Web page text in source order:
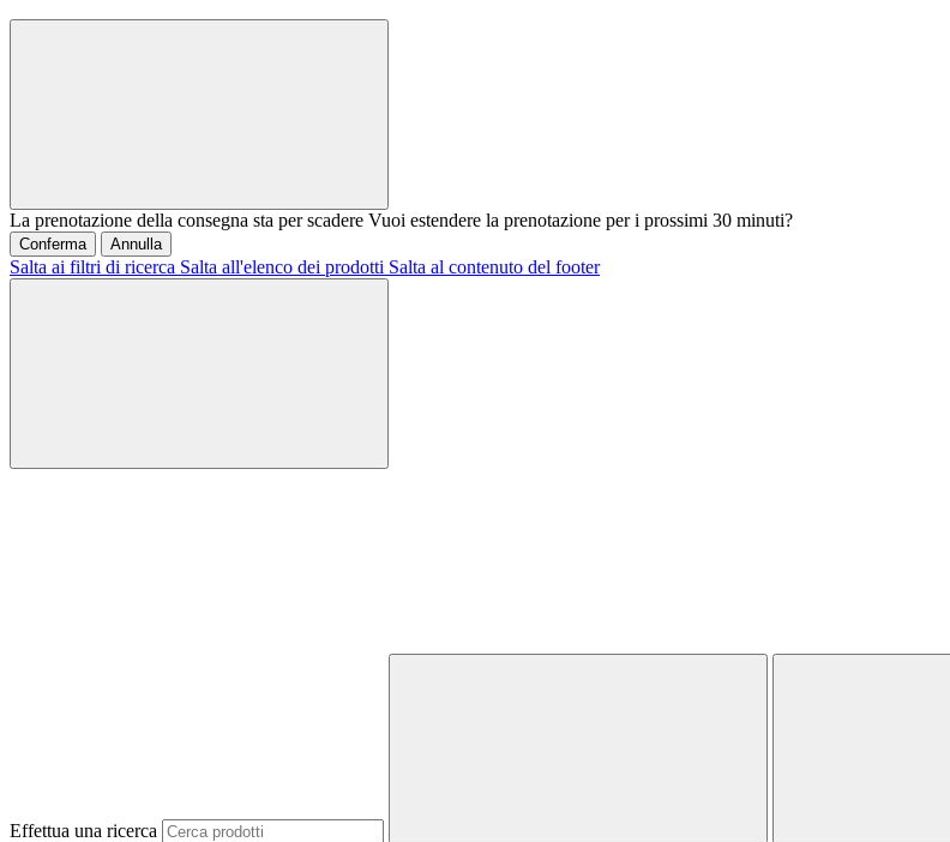
La prenotazione della consegna sta per scadere Vuoi estendere la prenotazione per i prossimi 30 minuti?
Conferma Annulla
Salta ai filtri di ricerca Salta all'elenco dei prodotti Salta al contenuto del footer
Effettua una ricerca